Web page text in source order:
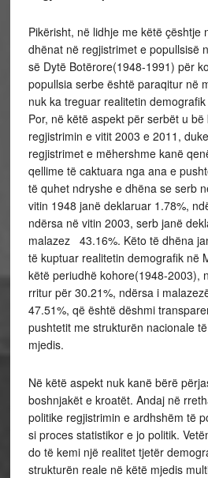
Pikërisht, në lidhje me këtë çështje
dhënat në regjistrimet e popullsisë
së Dytë Botërore(1948-1991) për
popullsia serbe është paraqitur në
nuk ka treguar realitetin
Por, në këtë aspekt për serbët u
regjistrimin e vitit 2003 e 2011,
regjistrimet e mëhershme kanë
qellime të caktuara nga ana e
të quhet ndryshe e dhëna se serb
vitin 1948 janë deklaruar 1.78%,
ndërsa në vitin 2003, serb janë
malazez 43.16%. Këto të dhëna
të kuptuar realitetin demografik në
këtë periudhë kohore(1948-2003),
rritur për 30.21%, ndërsa i
47.51%, që është dëshmi
pushtetit me strukturën nacionale
mjedis.
Në këtë aspekt nuk kanë bërë
boshnjakët e kroatët. Andaj në
politike regjistrimin e ardhshëm të
si proces statistikor e jo politik.
do të kemi një realitet tjetër
strukturën reale në këtë mjedis